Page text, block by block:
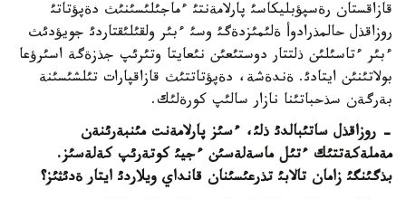
قازاقستان رةسپؤبليكاسئ پارلامةنتئ ءماجئلئسئنئث دةپؤتاتئ
روزاقذل حالمذرادوأ ةلئمئزدةگئ وسئ ءبئر ولقئلئقتاردئ جويؤدئث
ءبئر ءتاسئلئن ذلتتار دوستئعئن نئعايتا وتئرئپ جذزةگة اسئرؤعا
بولاتئنئن ايتادئ. ةندةشة، دةپؤتاتتئث قازاقپارات تئلشئسئنة
بةرگةن سذحباتئنا نازار سالئپ كورةلئك.
- روزاقذل ساتئبالدئ ذلئ، ءسئز پارلامةنت مئنبةرئنةن
مةملةكةتتئك ءتئل ماسةلةسئن ءجيئ كوتةرئپ كةلةسئز.
بذگئنگئ زامان تالابئ تذرعئسئنان قانداي ويلاردئ ايتار ةدئثئز؟